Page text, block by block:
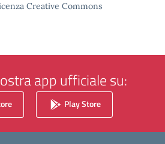
Creative Commons
app ufficiale su:
Play Store